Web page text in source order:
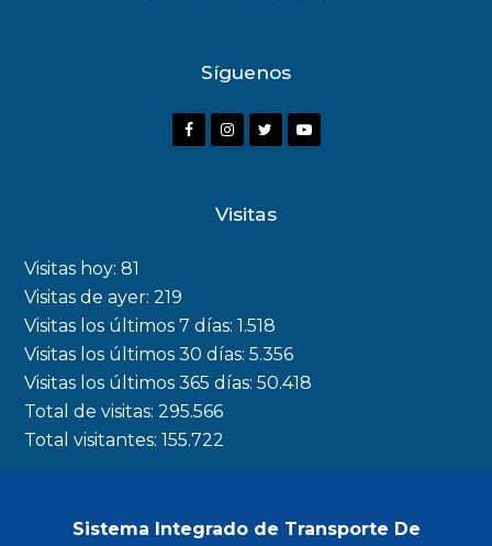
Síguenos
F
o
k
I
a
m
r
Y
Visitas
Visitas hoy:81
Visitas de ayer:219
Visitas los últimos 7 días:1.518
Visitas los últimos 30 días:5.356
Visitas los últimos 365 días:50.418
Total de visitas:295.566
Total visitantes:155.722
Sistema Integrado de Transporte De